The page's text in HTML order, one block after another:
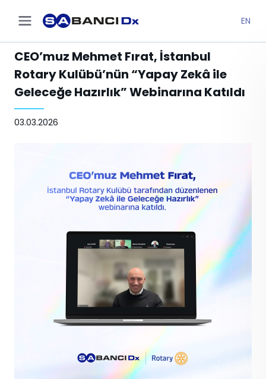
EN
CEO’muz Mehmet Fırat, İstanbul
Rotary Kulübü’nün “Yapay Zekâ ile
Geleceğe Hazırlık” Webinarına Katıldı
03.03.2026